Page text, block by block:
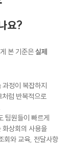
요?
본 기준은
정이 복잡하지
럼 반복적으로
팀원들이 빠르게
상회의 사용을
와 교육, 전달사항